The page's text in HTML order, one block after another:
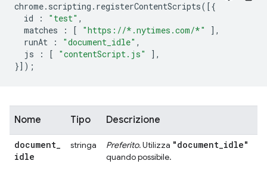
chrome. scripting . registerContentScripts([{
id
: "test" ,
matches
: [ "https://*.nytimes.com/*"
],
runAt
: "document_idle" ,
js
: [ "contentScript.js"
],
}]);
Nome Tipo Descrizione
document_
idle
stringa Preferito.Utilizza "document_idle"
quando possibile.